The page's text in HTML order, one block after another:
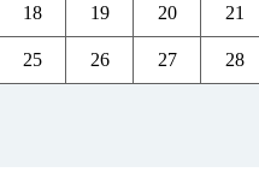
18 19 20 21
25 26 27 28